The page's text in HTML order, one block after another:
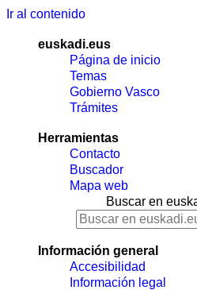
Ir al contenido
euskadi.eus
Página de inicio
Temas
Gobierno Vasco
Trámites
Herramientas
Contacto
Buscador
Mapa web
Buscar en
Información general
Accesibilidad
Información legal